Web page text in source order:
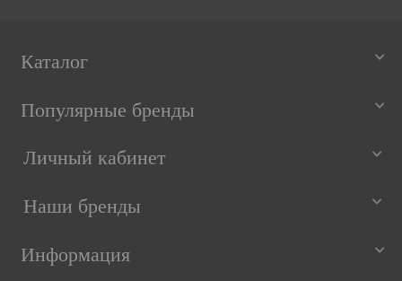
Каталог
Популярные бренды
Личный кабинет
Наши бренды
Информация